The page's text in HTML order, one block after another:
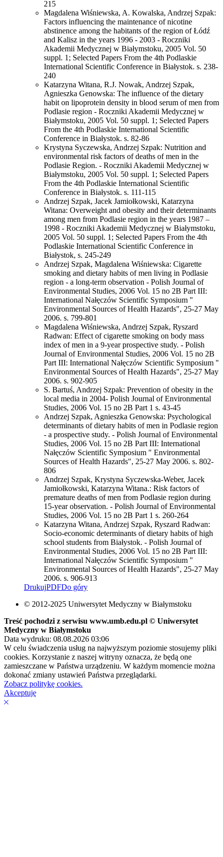
215
Magdalena Wiśniewska, A. Kowalska, Andrzej Szpak:
Factors influencing the maintenance of nicotine
abstinence among the habitants of the region of Łódź
and Kalisz in the years 1996 - 2003 - Roczniki
Akademii Medycznej w Białymstoku, 2005 Vol. 50
suppl. 1; Selected Papers From the 4th Podlaskie
International Scientific Conference in Białystok. s. 238-
240
Katarzyna Witana, R.J. Nowak, Andrzej Szpak,
Agnieszka Genowska: The influence of the dietary
habit on lipoprotein density in blood serum of men from
Podlasie region - Roczniki Akademii Medycznej w
Białymstoku, 2005 Vol. 50 suppl. 1; Selected Papers
From the 4th Podlaskie International Scientific
Conference in Białystok. s. 82-86
Krystyna Syczewska, Andrzej Szpak: Nutrition and
environmental risk factors of deaths of men in the
Podlasie Region. - Roczniki Akademii Medycznej w
Białymstoku, 2005 Vol. 50 suppl. 1; Selected Papers
From the 4th Podlaskie International Scientific
Conference in Białystok. s. 111-115
Andrzej Szpak, Jacek Jamiołkowski, Katarzyna
Witana: Overweight and obesity and their determinants
among men from Podlasie region in the years 1987 –
1998 - Roczniki Akademii Medycznej w Białymstoku,
2005 Vol. 50 suppl. 1; Selected Papers From the 4th
Podlaskie International Scientific Conference in
Białystok, s. 245-249
Andrzej Szpak, Magdalena Wiśniewska: Cigarette
smoking and dietary habits of men living in Podlasie
region - a long-term observation - Polish Journal of
Environmental Studies, 2006 Vol. 15 no 2B Part III:
International Nałęczów Scientific Symposium "
Environmental Sources of Health Hazards", 25-27 May
2006. s. 799-801
Magdalena Wiśniewska, Andrzej Szpak, Ryszard
Radwan: Effect of cigarette smoking on body mass
index of men in a 9-year prospective study. - Polish
Journal of Environmental Studies, 2006 Vol. 15 no 2B
Part III: International Nałęczów Scientific Symposium "
Environmental Sources of Health Hazards", 25-27 May
2006. s. 902-905
S. Bartuś, Andrzej Szpak: Prevention of obesity in the
local media in 2004- Polish Journal of Environmental
Studies, 2006 Vol. 15 no 2B Part 1 s. 43-45
Andrzej Szpak, Agnieszka Genowska: Psychological
determinants of dietary habits of men in Podlasie region
- a prospective study. - Polish Journal of Environmental
Studies, 2006 Vol. 15 no 2B Part III: International
Nałęczów Scientific Symposium " Environmental
Sources of Health Hazards", 25-27 May 2006. s. 802-
806
Andrzej Szpak, Krystyna Syczewska-Weber, Jacek
Jamiołkowski, Katarzyna Witana.: Risk factors of
premature deaths of men from Podlasie region during
15-year observation. - Polish Journal of Environmental
Studies, 2006 Vol. 15 no 2B Part 1 s. 260-264
Katarzyna Witana, Andrzej Szpak, Ryszard Radwan:
Socio-economic determinants of dietary habits of high
school students from Białystok. - Polish Journal of
Environmental Studies, 2006 Vol. 15 no 2B Part III:
International Nałęczów Scientific Symposium "
Environmental Sources of Health Hazards", 25-27 May
2006. s. 906-913
DrukujPDFDo góry
© 2012-2025 Uniwersytet Medyczny w Białymstoku
Treść pochodzi z serwisu www.umb.edu.pl © Uniwersytet
Medyczny w Białymstoku
Data wydruku: 08.08.2026 03:06
W celu świadczenia usług na najwyższym poziomie stosujemy pliki
cookies. Korzystanie z naszej witryny oznacza, że będą one
zamieszczane w Państwa urządzeniu. W każdym momencie można
dokonać zmiany ustawień Państwa przeglądarki.
Zobacz politykę cookies.
Akceptuję